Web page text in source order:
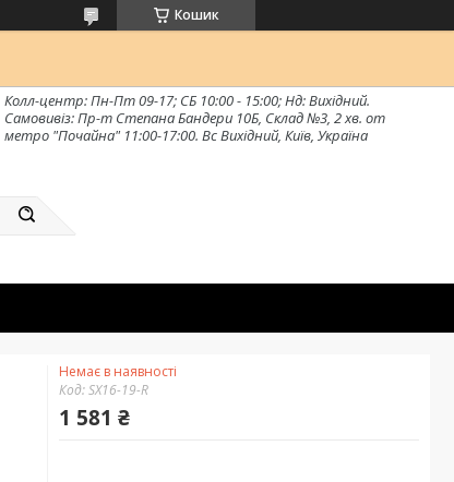
Кошик
Колл-центр: Пн-Пт 09-17; СБ 10:00 - 15:00; Нд: Вихідний.
Самовивіз: Пр-т Степана Бандери 10Б, Склад №3, 2 хв. от
метро "Почайна" 11:00-17:00. Вс Вихідний, Київ, Україна
Немає в наявності
Код:SX16-19-R
1 581 ₴